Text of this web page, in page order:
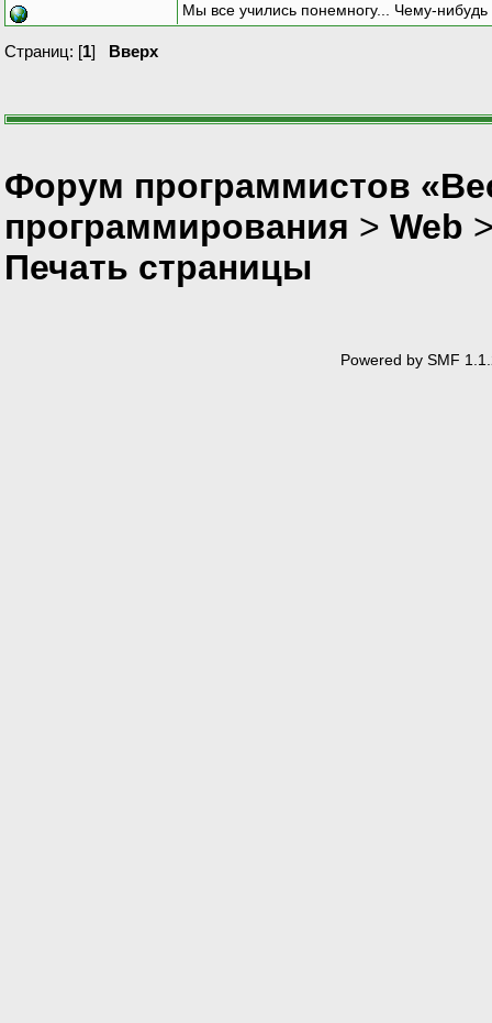
Мы все учились понемногу... Чему-нибудь
Страниц: [1] Вверх
Форум программистов
программирования > Web
Печать страницы
Powered by SMF